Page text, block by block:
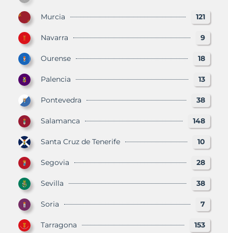
Murcia 121
Navarra 9
Ourense 18
Palencia 13
Pontevedra 38
Salamanca 148
Santa Cruz de Tenerife 10
Segovia 28
Sevilla 38
Soria 7
Tarragona 153